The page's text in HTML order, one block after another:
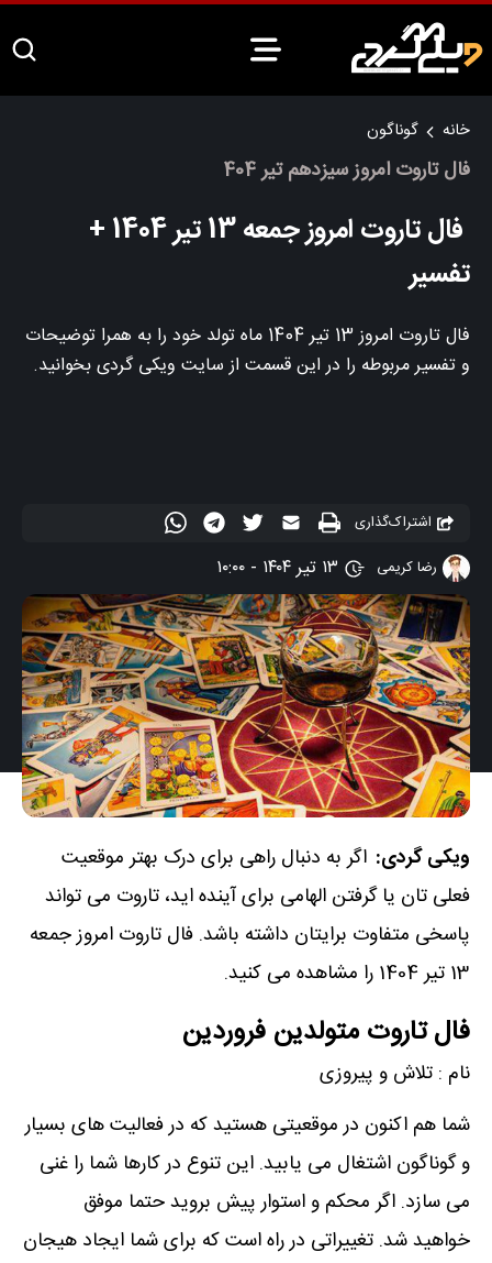
خانه گوناگون
فال تاروت امروز سیزدهم تیر 404
فال تاروت امروز جمعه 13 تیر 1404 +
تفسیر
فال تاروت امروز 13 تیر 1404 ماه تولد خود را به همرا توضیحات
و تفسیر مربوطه را در این قسمت از سایت ویکی گردی بخوانید.
اشتراک‌گذاری
رضا کریمی
۱۳ تیر ۱۴۰۴ - ۱۰:۰۰
ویکی گردی: اگر به دنبال راهی برای درک بهتر موقعیت
فعلی تان یا گرفتن الهامی برای آینده اید، تاروت می تواند
پاسخی متفاوت برایتان داشته باشد. فال تاروت امروز جمعه
13 تیر 1404 را مشاهده می کنید.
فال تاروت متولدین فروردین
نام : تلاش و پیروزی
شما هم اکنون در موقعیتی هستید که در فعالیت های بسیار
و گوناگون اشتغال می یابید. این تنوع در کارها شما را غنی
می سازد. اگر محکم و استوار پیش بروید حتما موفق
خواهید شد. تغییراتی در راه است که برای شما ایجاد هیجان